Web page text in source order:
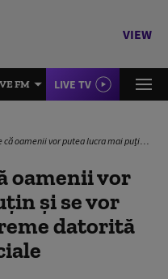
VIEW
FM LIVE TV
lucra mai puțin și se vor pensiona mai devreme datorită inteligenței artificiale
oamenii vor
și se vor
datorită